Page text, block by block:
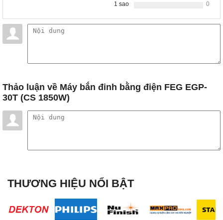
1 sao
0
Thảo luận về Máy bắn đinh bằng điện FEG EGP-
30T (CS 1850W)
THƯƠNG HIỆU NỔI BẬT